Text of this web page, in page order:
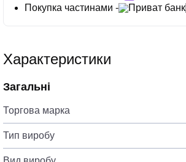
Покупка частинами -
Приват банк
Характеристики
Загальні
Торгова марка
Тип виробу